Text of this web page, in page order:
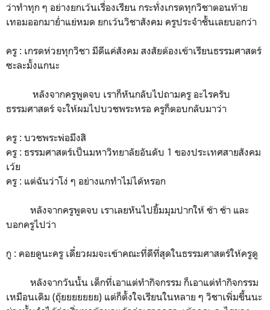
ว่าทำทุก ๆ อย่างยกเว้นเรื่องเรียน กระทั่งเกรดทุกวิชาตอนท้าย
เทอมออกมาย่ำแย่หมด ยกเว้นวิชาสังคม ครูประจำชั้นเลยบอกว่า
ครู : เกรดห่วยทุกวิชา มีดีแค่สังคม สงสัยต้องเข้าเรียนธรรมศาสตร์
ซะละมั้งแกนะ
หลังจากครูพูดจบ เราก็หันกลับไปถามครู อะไรครับ
ธรรมศาสตร์ จะให้ผมไปบวชพระหรอ ครูก็ตอบกลับมาว่า
ครู : บวชพระพ่อมึงสิ
ครู : ธรรมศาสตร์เป็นมหาวิทยาลัยอันดับ 1 ของประเทศสายสังคม
เว้ย
ครู : แต่ฉันว่าโง่ ๆ อย่างแกทำไม่ได้หรอก
หลังจากครูพูดจบ เราเลยหันไปยิ้มมุมปากให้ ช้า ช้า และ
บอกครูไปว่า
กู : คอยดูนะครู เดี๋ยวผมจะเข้าคณะที่ดีที่สุดในธรรมศาสตร์ให้ครูดู
หลังจากวันนั้น เด็กที่เอาแต่ทำกิจกรรม ก็เอาแต่ทำกิจกรรม
เหมือนเดิม (ถุ๊ยยยยยยย) แต่ก็ตั้งใจเรียนในหลาย ๆ วิชาเพิ่มขึ้นนะ